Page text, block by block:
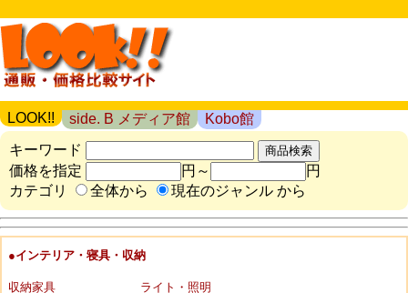
LOOK!! side. B メディア館
Kobo館
キーワード
価格を指定
円～
円
カテゴリ
全体から 現在のジャンル から
●インテリア・寝具・収納
収納家具
ライト・照明